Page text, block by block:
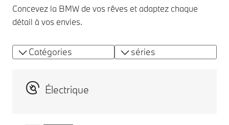
Concevez la BMW de vos rêves et adaptez chaque
détail à vos envies.
Catégories séries
Électrique